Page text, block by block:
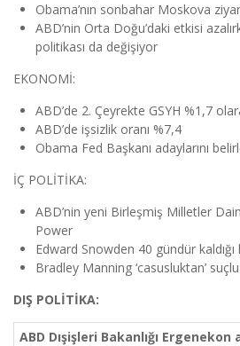
Obama’nın sonbahar Moskova
ABD’nin Orta Doğu’daki etkisi
politikası da değişiyor
EKONOMİ:
ABD’de 2. Çeyrekte GSYH %1,7
ABD’de işsizlik oranı %7,4
Obama Fed Başkanı adaylarını
İÇ POLİTİKA:
ABD’nin yeni Birleşmiş Milletler
Power
Edward Snowden 40 gündür kaldığı
Bradley Manning ‘casusluktan’
DIŞ POLİTİKA:
ABD Dışişleri Bakanlığı Ergenekon